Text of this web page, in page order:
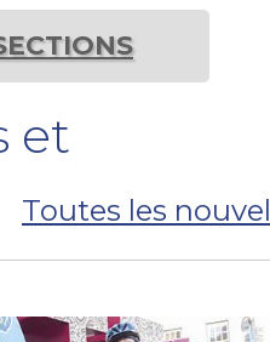
et
Toutes les